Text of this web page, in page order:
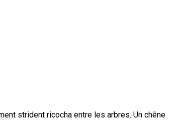
strident ricocha entre les arbres. Un chêne